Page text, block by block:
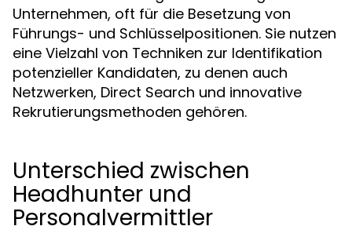
Unternehmen, oft für die Besetzung von
Führungs- und Schlüsselpositionen. Sie nutzen
eine Vielzahl von Techniken zur Identifikation
potenzieller Kandidaten, zu denen auch
Netzwerken, Direct Search und innovative
Rekrutierungsmethoden gehören.
Unterschied zwischen
Headhunter und
Personalvermittler